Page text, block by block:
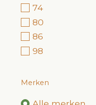
74
80
86
98
Merken